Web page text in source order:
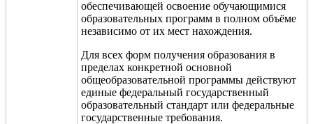
обеспечивающей освоение обучающимися
образовательных программ в полном объёме
независимо от их мест нахождения.
Для всех форм получения образования в
пределах конкретной основной
общеобразовательной программы действуют
единые федеральный государственный
образовательный стандарт или федеральные
государственные требования.